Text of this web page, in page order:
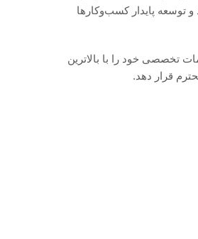
توسعه پایدار کسب‌وکارها
تخصصی خود را با بالاترین
قرار دهد.